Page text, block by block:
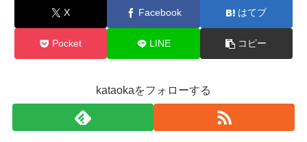
X Facebook はてブ
Pocket LINE コピー
kataokaをフォローする